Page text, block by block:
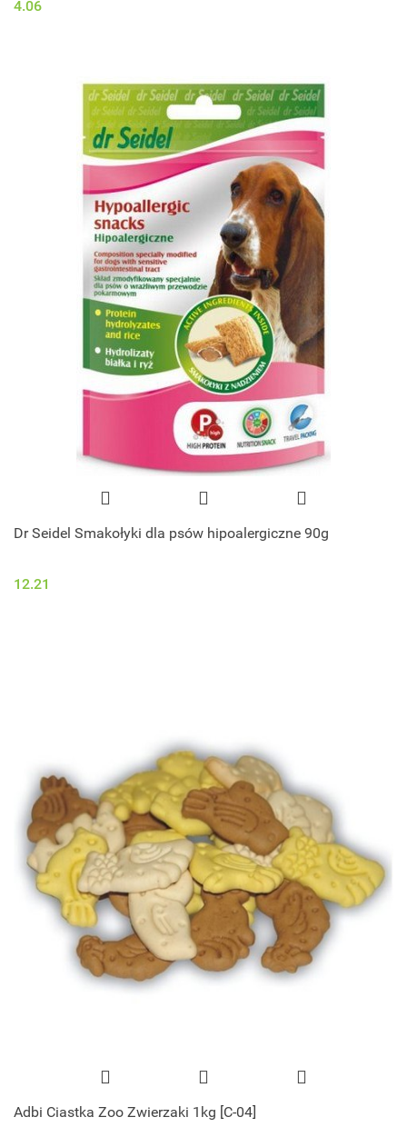
4.06
Dr Seidel Smakołyki dla psów hipoalergiczne 90g
12.21
Adbi Ciastka Zoo Zwierzaki 1kg [C-04]